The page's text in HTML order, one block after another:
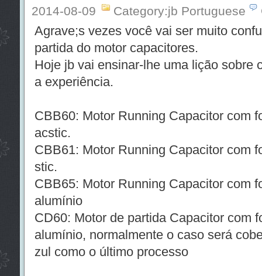
2014-08-09 Category:jb Portuguese
Agrave;s vezes você vai ser muito
partida do motor capacitores.
Hoje jb vai ensinar-lhe uma lição sobre
a experiência.
CBB60: Motor Running Capacitor com
acstic.
CBB61: Motor Running Capacitor com
stic.
CBB65: Motor Running Capacitor com
alumínio
CD60: Motor de partida Capacitor com
alumínio, normalmente o caso será
zul como o último processo